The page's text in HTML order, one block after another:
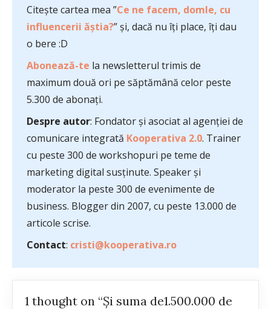
Citește cartea mea ”Ce ne facem, domle, cu
influencerii ăștia?” și, dacă nu îți place, îți dau
o bere :D
Abonează-te la newsletterul trimis de
maximum două ori pe săptămână celor peste
5.300 de abonați.
Despre autor: Fondator și asociat al agenției de
comunicare integrată Kooperativa 2.0. Trainer
cu peste 300 de workshopuri pe teme de
marketing digital susținute. Speaker și
moderator la peste 300 de evenimente de
business. Blogger din 2007, cu peste 13.000 de
articole scrise.
Contact: cristi@kooperativa.ro
1 thought on “Și suma de1.500.000 de